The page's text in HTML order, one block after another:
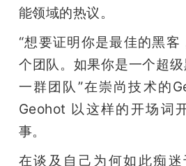
机
能领域的热议。
“想要证明你是最佳的黑
个团队。如果你是一个超
一群团队”在崇尚技术的
Geohot 以这样的开场词
事。
在谈及自己为何如此痴